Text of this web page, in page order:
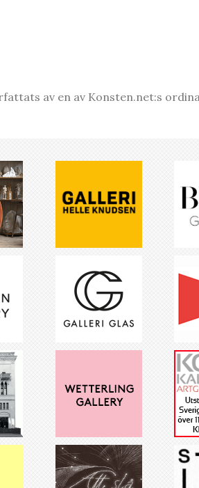
av en av Konsten.net:s